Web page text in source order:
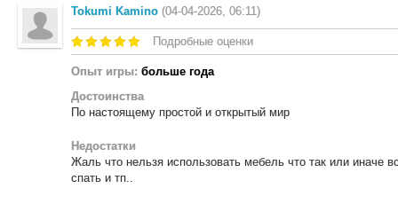
Tokumi Kamino (04-04-2026, 06:11)
Подробные оценки
Опыт игры: больше года
Достоинства
По настоящему простой и открытый мир
Недостатки
Жаль что нельзя использовать мебель что так или иначе
спать и тп..